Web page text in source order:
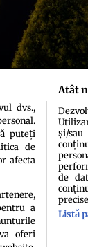
de cookies
dvs.,
puteți
de
afecta
a
oferi
Atât
și/
de
Listă